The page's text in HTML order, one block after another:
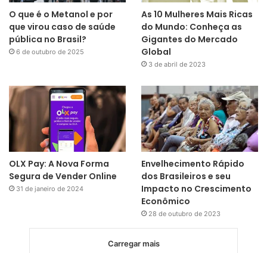
O que é o Metanol e por
que virou caso de saúde
pública no Brasil?
6 de outubro de 2025
As 10 Mulheres Mais Ricas
do Mundo: Conheça as
Gigantes do Mercado
Global
3 de abril de 2023
OLX Pay: A Nova Forma
Segura de Vender Online
31 de janeiro de 2024
Envelhecimento Rápido
dos Brasileiros e seu
Impacto no Crescimento
Econômico
28 de outubro de 2023
Carregar mais